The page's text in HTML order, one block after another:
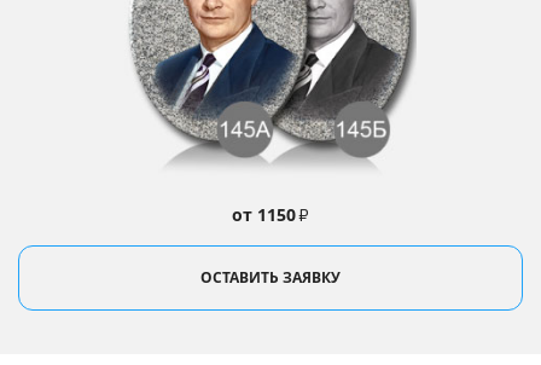
от 1150₽
ОСТАВИТЬ ЗАЯВКУ